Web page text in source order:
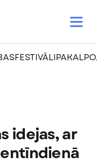
FESTIVĀLI
idejas, ar